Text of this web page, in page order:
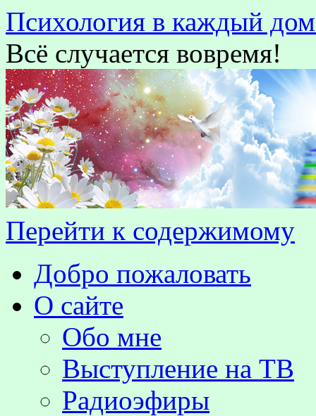
Психология в каждый
Всё случается вовремя!
Перейти к содержимому
Добро пожаловать
О сайте
Обо мне
Выступление на TВ
Радиоэфиры